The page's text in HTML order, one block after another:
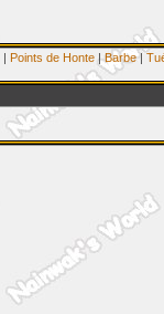
| Points de Honte |Barbe|